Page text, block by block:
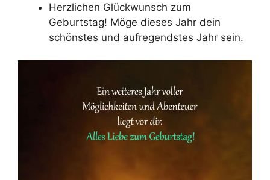
Herzlichen Glückwunsch zum
Geburtstag! Möge dieses Jahr dein
schönstes und aufregendstes Jahr sein.